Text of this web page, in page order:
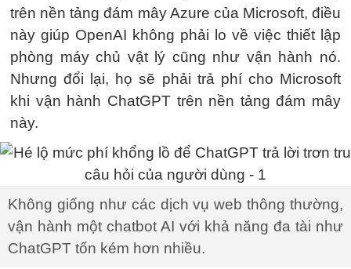
trên nền tảng đám mây Azure của Microsoft, điều
này giúp OpenAI không phải lo về việc thiết lập
phòng máy chủ vật lý cũng như vận hành nó.
Nhưng đổi lại, họ sẽ phải trả phí cho Microsoft
khi vận hành ChatGPT trên nền tảng đám mây
này.
Không giống như các dịch vụ web thông thường,
vận hành một chatbot AI với khả năng đa tài như
ChatGPT tốn kém hơn nhiều.